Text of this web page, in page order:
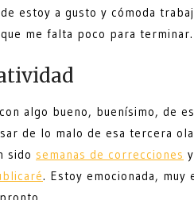
estoy a gusto y cómoda
me falta poco para terminar.
algo bueno, buenísimo, de
de lo malo de esa tercera
sido semanas de correcciones
. Estoy emocionada, muy